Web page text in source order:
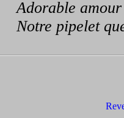
Adorable amour
Notre pipelet